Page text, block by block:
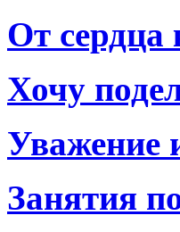
От сердца
Хочу
Уважение
Занятия